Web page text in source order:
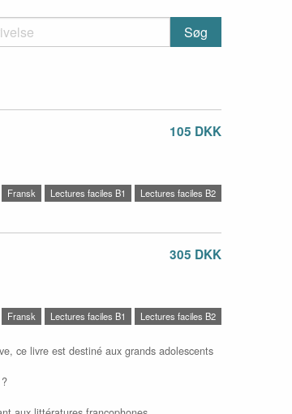
105 DKK
Fransk Lectures faciles B1 Lectures faciles B2
305 DKK
Fransk Lectures faciles B1 Lectures faciles B2
ce livre est destiné aux grands adolescents